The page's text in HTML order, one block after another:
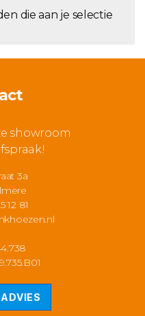
die aan je selectie
showroom
3a
12 81